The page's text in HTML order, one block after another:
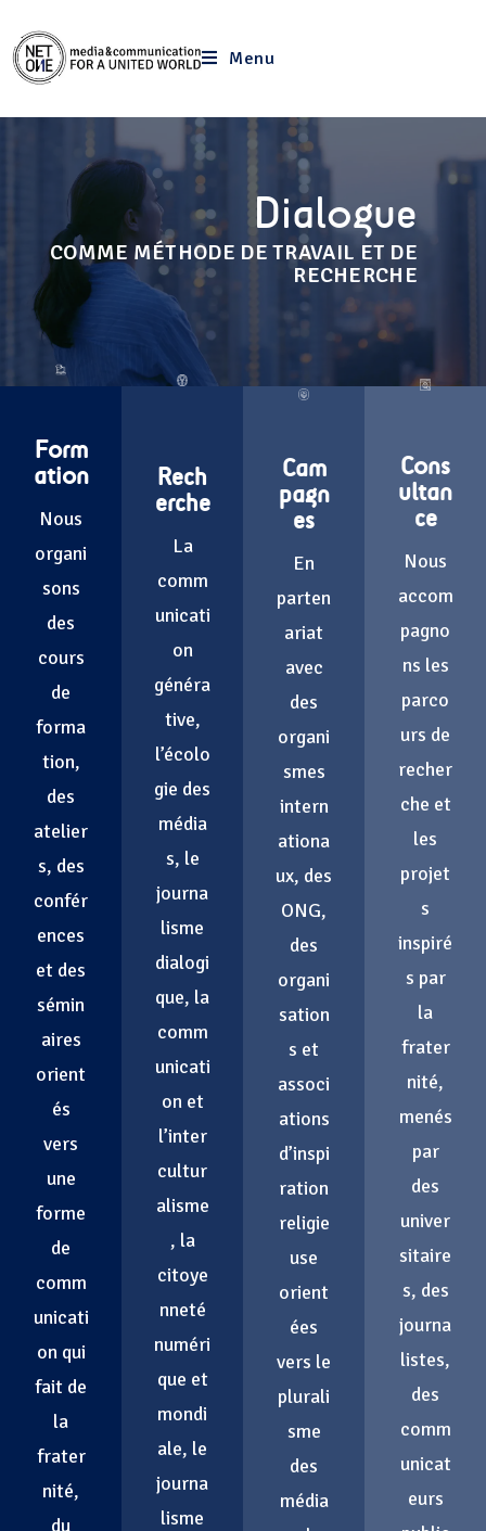
Menu
Dialogue
COMME MÉTHODE DE TRAVAIL ET DE
RECHERCHE
Form
ation
Nous
organi
sons
des
cours
de
forma
tion,
des
atelier
s, des
confér
ences
et des
sémin
aires
orient
és
vers
une
forme
de
comm
unicati
on qui
fait de
la
frater
nité,
du
Rech
erche
La
comm
unicati
on
généra
tive,
l’écolo
gie des
média
s, le
journa
lisme
dialogi
que, la
comm
unicati
on et
l’inter
cultur
alisme
, la
citoye
nneté
numéri
que et
mondi
ale, le
journa
lisme
Cam
pagn
es
En
parten
ariat
avec
des
organi
smes
intern
ationa
ux, des
ONG,
des
organi
sation
s et
associ
ations
d’inspi
ration
religie
use
orient
ées
vers le
plurali
sme
des
média
Cons
ultan
ce
Nous
accom
pagno
ns les
parco
urs de
recher
che et
les
projet
s
inspiré
s par
la
frater
nité,
menés
par
des
univer
sitaire
s, des
journa
listes,
des
comm
unicat
eurs